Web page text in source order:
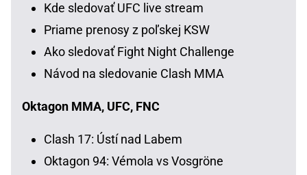
Kde sledovať UFC live stream
Priame prenosy z poľskej KSW
Ako sledovať Fight Night Challenge
Návod na sledovanie Clash MMA
Oktagon MMA, UFC, FNC
Clash 17: Ústí nad Labem
Oktagon 94: Vémola vs Vosgröne